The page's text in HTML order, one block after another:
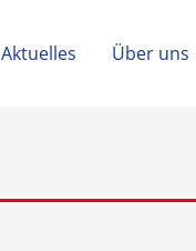
Aktuelles Über uns